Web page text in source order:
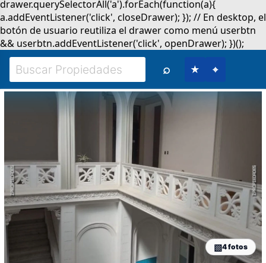
⌕ ★ ⌖
4 fotos